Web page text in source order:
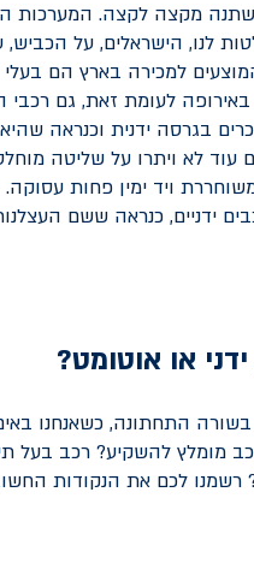
מקצה לקצה. המערכות
לנו, הישראלים, על הכביש,
למכירה בארץ הם
באירופה לעומת זאת, גם רכבי
בגרסה ידנית וכנראה
עוד לא ויתרו על שליטה
ויד ימין פחות
ידניים, כנראה ששם
או אוטומט?
בשורה התחתונה, כשאנחנו
מומלץ להשקיע? רכב בעל
רשמנו לכם את הנקודות